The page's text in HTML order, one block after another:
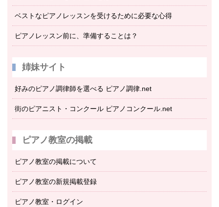
ベストなピアノレッスンを受けるために必要な心得
ピアノレッスン前に、準備することは？
姉妹サイト
好みのピアノ調律師を選べる ピアノ調律.net
街のピアニスト・コンクール ピアノコンクール.net
ピアノ教室の掲載
ピアノ教室の掲載について
ピアノ教室の新規掲載登録
ピアノ教室・ログイン